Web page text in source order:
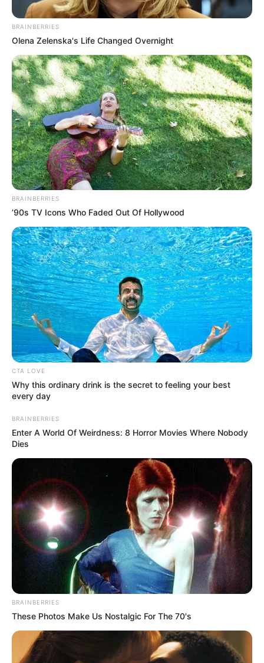
Posted
in
Friss hírek
Hatéves lett Hannaróza – Tóth
Gabi sosem látott fotókat
mutatott születésnapos
kislányáról
bySzerző • December 21, 2025
BRAINBERRIES
Olena Zelenska's Life Changed Overnight
BRAINBERRIES
’90s TV Icons Who Faded Out Of Hollywood
CTA LOVE
Why this ordinary drink is the secret to feeling your best
every day
BRAINBERRIES
Enter A World Of Weirdness: 8 Horror Movies Where Nobody
Dies
BRAINBERRIES
These Photos Make Us Nostalgic For The 70's